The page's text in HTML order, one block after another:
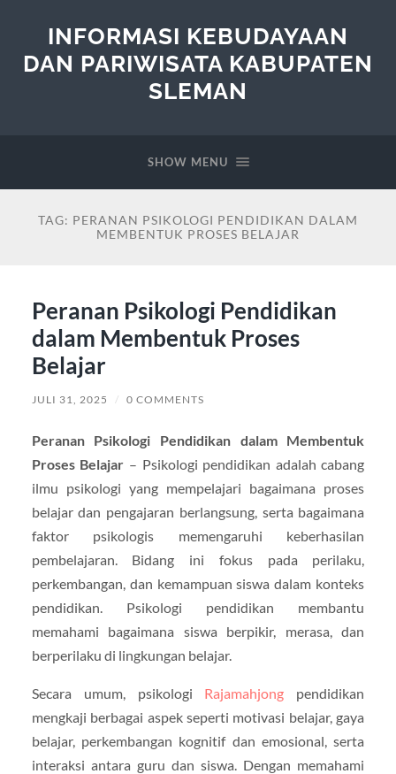
INFORMASI KEBUDAYAAN
DAN PARIWISATA KABUPATEN
SLEMAN
SHOW MENU
TAG: PERANAN PSIKOLOGI PENDIDIKAN DALAM
MEMBENTUK PROSES BELAJAR
Peranan Psikologi Pendidikan
dalam Membentuk Proses
Belajar
JULI 31, 2025 / 0 COMMENTS
Peranan Psikologi Pendidikan dalam Membentuk
Proses Belajar – Psikologi pendidikan adalah cabang
ilmu psikologi yang mempelajari bagaimana proses
belajar dan pengajaran berlangsung, serta bagaimana
faktor psikologis memengaruhi keberhasilan
pembelajaran. Bidang ini fokus pada perilaku,
perkembangan, dan kemampuan siswa dalam konteks
pendidikan. Psikologi pendidikan membantu
memahami bagaimana siswa berpikir, merasa, dan
berperilaku di lingkungan belajar.
Secara umum, psikologi Rajamahjong pendidikan
mengkaji berbagai aspek seperti motivasi belajar, gaya
belajar, perkembangan kognitif dan emosional, serta
interaksi antara guru dan siswa. Dengan memahami